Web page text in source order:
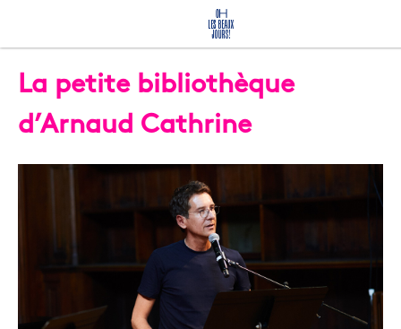
La petite bibliothèque
d’Arnaud Cathrine